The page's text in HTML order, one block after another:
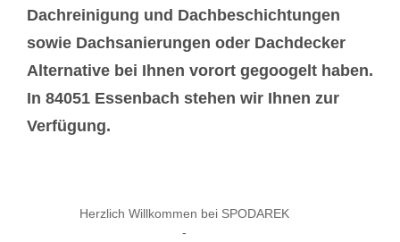
Dachreinigung und Dachbeschichtungen
sowie Dachsanierungen oder Dachdecker
Alternative bei Ihnen vorort gegoogelt haben.
In 84051 Essenbach stehen wir Ihnen zur
Verfügung.
Herzlich Willkommen bei SPODAREK
-